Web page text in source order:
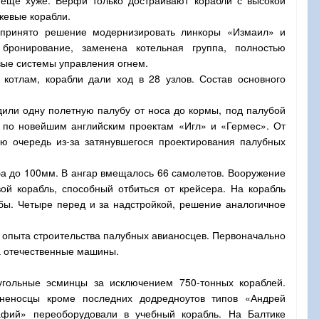
корабли.
решение модернизировать линкоры «Измаил» и
заменена котельная группа, полностью
системы управления огнем.
корабли дали ход в 28 узлов. Состав основного
одну полетную палубу от носа до кормы, под палубой
новейшим английским проектам «Игл» и «Гермес». От
из-за затянувшегося проектирования палубных
до 100мм. В ангар вмещалось 66 самолетов. Вооружение
корабль, способный отбиться от крейсера. На корабль
Четыре перед и за надстройкой, решение аналогичное
строительства палубных авианосцев. Первоначально
отечественные машины.
эсминцы за исключением 750-тонных кораблей.
кроме последних додредноутов типов «Андрей
переоборудовали в учебный корабль. На Балтике